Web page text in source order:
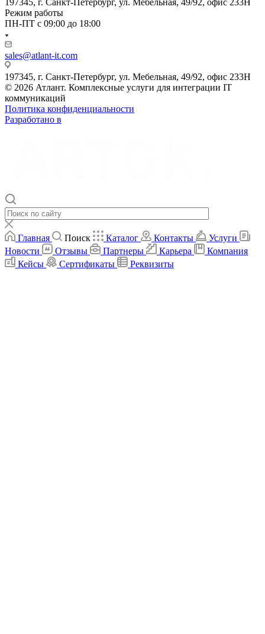
Режим работы
ПН-ПТ с 09:00 до 18:00
sales@atlant-it.com
197345, г. Санкт-Петербург, ул. Мебельная, 49/92, офис 233Н
© 2026 Атлант. Комплексные услуги для интеграции IT
коммуникаций
Политика конфиденциальности
Разработано в
Главная Поиск Каталог Контакты
Услуги
Новости
Отзывы Партнеры Карьера
Компания
Кейсы
Сертификаты Реквизиты